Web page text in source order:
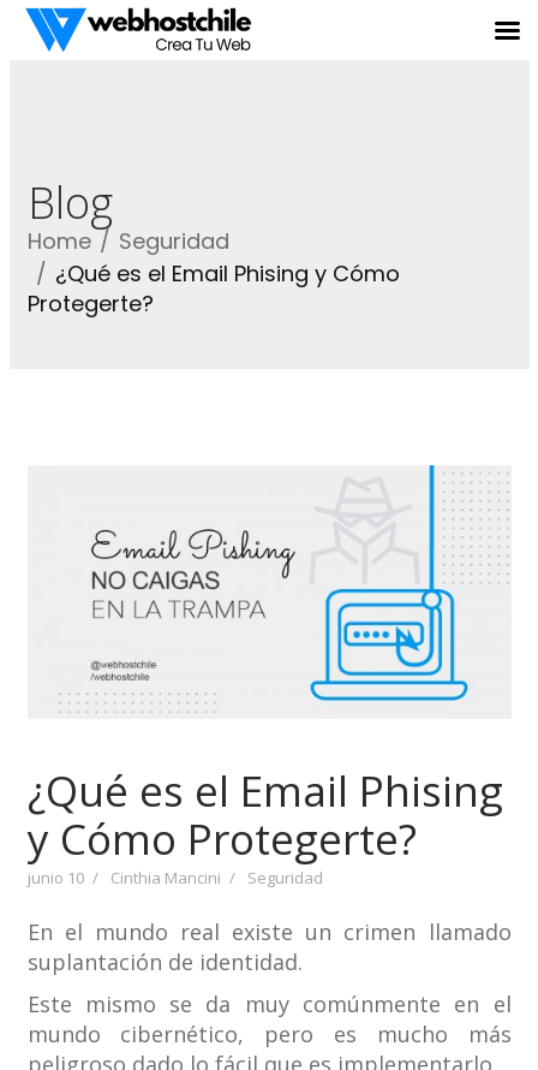
Blog
Home
Seguridad
¿Qué es el Email Phising y Cómo
Protegerte?
¿Qué es el Email Phising
y Cómo Protegerte?
junio 10 Cinthia Mancini Seguridad
En el mundo real existe un crimen llamado
suplantación de identidad.
Este mismo se da muy comúnmente en el
mundo cibernético, pero es mucho más
peligroso dado lo fácil que es implementarlo.